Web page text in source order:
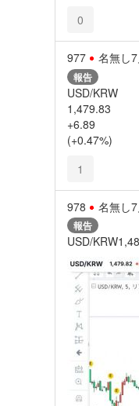
0
977 名無し
報告
USD/KRW
1,479.83
+6.89
(+0.47%)
1
978 名無し
報告
USD/